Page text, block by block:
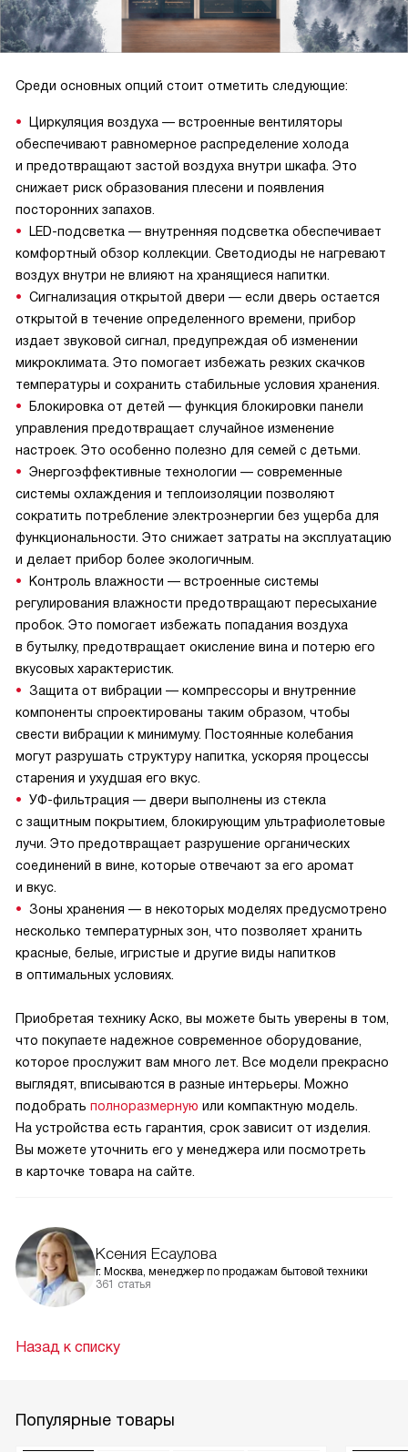
Среди основных опций стоит отметить следующие:
Циркуляция воздуха — встроенные вентиляторы
обеспечивают равномерное распределение холода
и предотвращают застой воздуха внутри шкафа. Это
снижает риск образования плесени и появления
посторонних запахов.
LED-подсветка — внутренняя подсветка обеспечивает
комфортный обзор коллекции. Светодиоды не нагревают
воздух внутри не влияют на хранящиеся напитки.
Сигнализация открытой двери — если дверь остается
открытой в течение определенного времени, прибор
издает звуковой сигнал, предупреждая об изменении
микроклимата. Это помогает избежать резких скачков
температуры и сохранить стабильные условия хранения.
Блокировка от детей — функция блокировки панели
управления предотвращает случайное изменение
настроек. Это особенно полезно для семей с детьми.
Энергоэффективные технологии — современные
системы охлаждения и теплоизоляции позволяют
сократить потребление электроэнергии без ущерба для
функциональности. Это снижает затраты на эксплуатацию
и делает прибор более экологичным.
Контроль влажности — встроенные системы
регулирования влажности предотвращают пересыхание
пробок. Это помогает избежать попадания воздуха
в бутылку, предотвращает окисление вина и потерю его
вкусовых характеристик.
Защита от вибрации — компрессоры и внутренние
компоненты спроектированы таким образом, чтобы
свести вибрации к минимуму. Постоянные колебания
могут разрушать структуру напитка, ускоряя процессы
старения и ухудшая его вкус.
УФ-фильтрация — двери выполнены из стекла
с защитным покрытием, блокирующим ультрафиолетовые
лучи. Это предотвращает разрушение органических
соединений в вине, которые отвечают за его аромат
и вкус.
Зоны хранения — в некоторых моделях предусмотрено
несколько температурных зон, что позволяет хранить
красные, белые, игристые и другие виды напитков
в оптимальных условиях.
Приобретая технику Аско, вы можете быть уверены в том,
что покупаете надежное современное оборудование,
которое прослужит вам много лет. Все модели прекрасно
выглядят, вписываются в разные интерьеры. Можно
подобрать полноразмерную или компактную модель.
На устройства есть гарантия, срок зависит от изделия.
Вы можете уточнить его у менеджера или посмотреть
в карточке товара на сайте.
Ксения Есаулова
г. Москва, менеджер по продажам бытовой техники
361 статья
Назад к списку
Популярные товары